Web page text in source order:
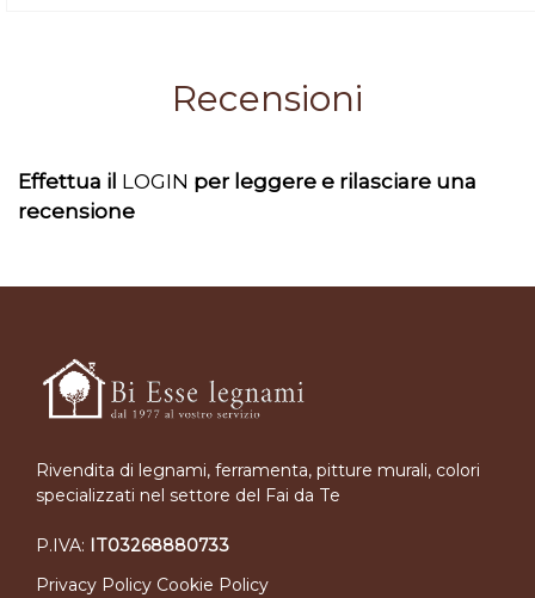
Recensioni
Effettua il LOGIN per leggere e rilasciare una
recensione
Rivendita di legnami, ferramenta, pitture murali, colori
specializzati nel settore del Fai da Te
P.IVA: IT03268880733
Privacy Policy Cookie Policy